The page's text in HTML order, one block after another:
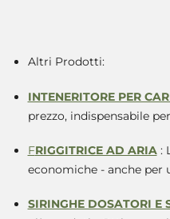
Altri Prodotti:
INTENERITORE PER
prezzo, indispensabile
FRIGGITRICE AD ARIA :
economiche - anche per
SIRINGHE DOSATORI E